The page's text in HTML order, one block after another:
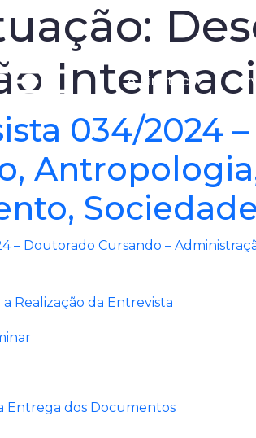
A Finatec
034/2024
– Doutorado Cursando –
Realização da Entrevista
Entrega dos Documentos